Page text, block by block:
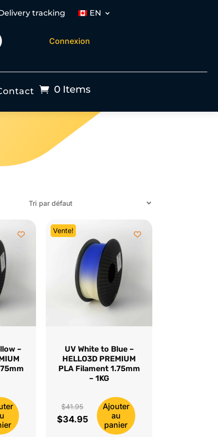
tracking EN
Connexion
0 Items
–
Vente!
UV White to Blue –
HELLO3D PREMIUM
PLA Filament 1.75mm
– 1KG
$41.95Le
prix
$34.95Le
Ajouter
au
panier